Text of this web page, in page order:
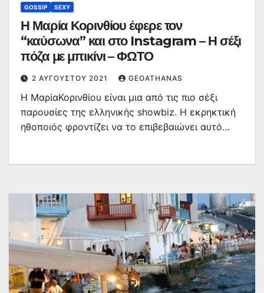
GOSSIP SEXY
Η Μαρία Κορινθίου έφερε τον
“καύσωνα” και στο Instagram – Η σέξι
πόζα με μπικίνι – ΦΩΤΟ
2 ΑΥΓΟΎΣΤΟΥ 2021 GEOATHANAS
Η ΜαρίαΚορινθίου είναι μια από τις πιο σέξι
παρουσίες της ελληνικής showbiz. Η εκρηκτική
ηθοποιός φροντίζει να το επιβεβαιώνει αυτό…